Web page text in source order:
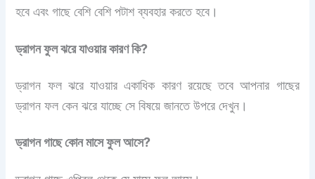
হবে এবং গাছে বেশি বেশি পটাশ ব্যবহার করতে হবে।
ড্রাগন ফুল ঝরে যাওয়ার কারণ কি?
ড্রাগন ফল ঝরে যাওয়ার একাধিক কারণ রয়েছে তবে আপনার গাছের
ড্রাগন ফল কেন ঝরে যাচ্ছে সে বিষয়ে জানতে উপরে দেখুন।
ড্রাগন গাছে কোন মাসে ফুল আসে?